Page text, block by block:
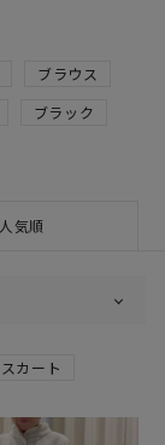
ブラウス
ブラック
人気順
スカート